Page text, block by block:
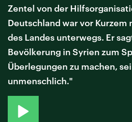
Zentel von der
Deutschland war vor Kurzem
des Landes unterwegs. Er
Bevölkerung in Syrien zum
Überlegungen zu machen,
unmenschlich."